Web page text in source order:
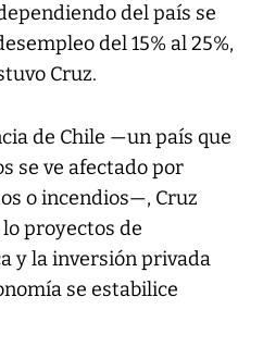
del país se
del 15% al 25%,
Cruz.
de Chile —un país que
se ve afectado por
o incendios—, Cruz
proyectos de
y la inversión privada
se estabilice